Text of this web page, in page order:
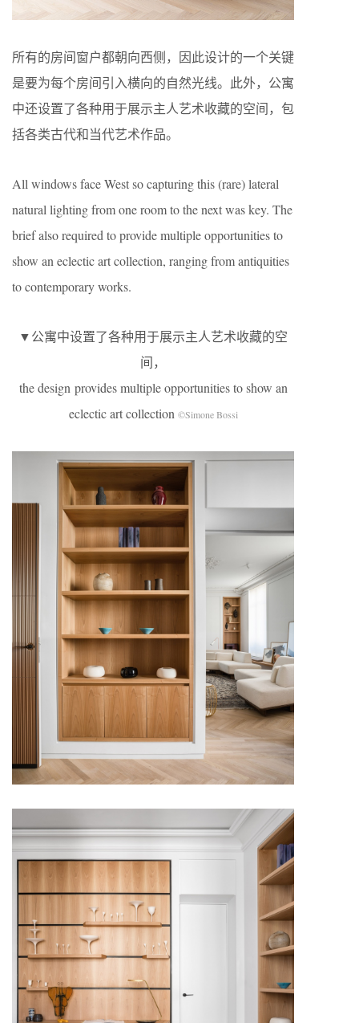
所有的房间窗户都朝向西侧，因此设计的一个关键
是要为每个房间引入横向的自然光线。此外，公寓
中还设置了各种用于展示主人艺术收藏的空间，包
括各类古代和当代艺术作品。
All windows face West so capturing this (rare) lateral
natural lighting from one room to the next was key. The
brief also required to provide multiple opportunities to
show an eclectic art collection, ranging from antiquities
to contemporary works.
▼公寓中设置了各种用于展示主人艺术收藏的空
间，
the design provides multiple opportunities to show an
eclectic art collection ©Simone Bossi